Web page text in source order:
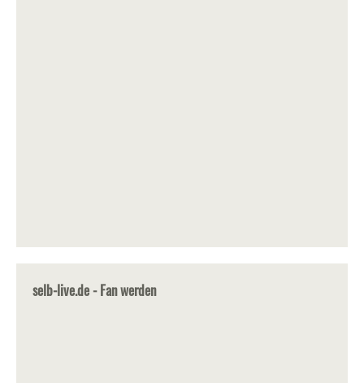
selb-live.de - Fan werden